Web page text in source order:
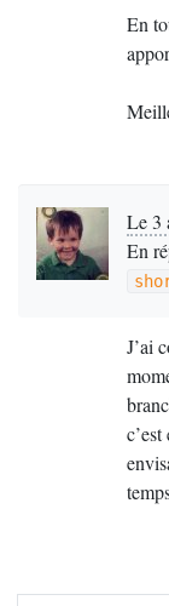
En
Le 3
En
J’ai